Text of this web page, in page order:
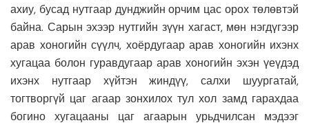
ахиу, бусад нутгаар дунджийн орчим цас орох төлөвтэй
байна. Сарын эхээр нутгийн зүүн хагаст, мөн нэгдүгээр
арав хоногийн сүүлч, хоёрдугаар арав хоногийн ихэнх
хугацаа болон гуравдугаар арав хоногийн эхэн үеүдэд
ихэнх нутгаар хүйтэн жиндүү, салхи шуургатай,
тогтворгүй цаг агаар зонхилох тул хол замд гарахдаа
богино хугацааны цаг агаарын урьдчилсан мэдээг